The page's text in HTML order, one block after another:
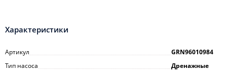
Характеристики
Артикул
GRN96010984
Тип насоса
Дренажные